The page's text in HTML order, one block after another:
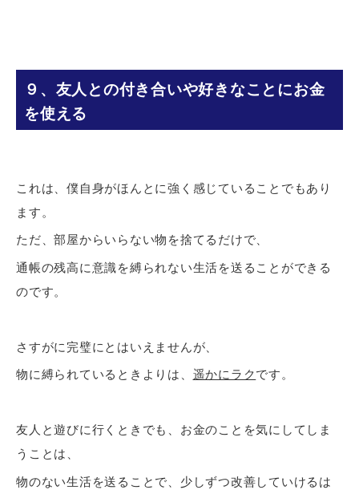
９、友人との付き合いや好きなことにお金
を使える
これは、僕自身がほんとに強く感じていることでもあり
ます。
ただ、部屋からいらない物を捨てるだけで、
通帳の残高に意識を縛られない生活を送ることができる
のです。
さすがに完璧にとはいえませんが、
物に縛られているときよりは、 遥かにラクです。
友人と遊びに行くときでも、お金のことを気にしてしま
うことは、
物のない生活を送ることで、少しずつ改善していけるは